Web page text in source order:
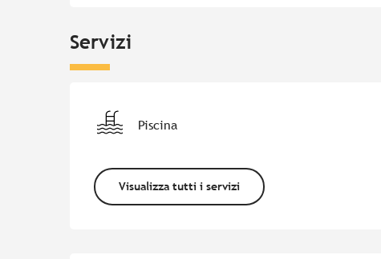
Servizi
Piscina
Visualizza tutti i servizi